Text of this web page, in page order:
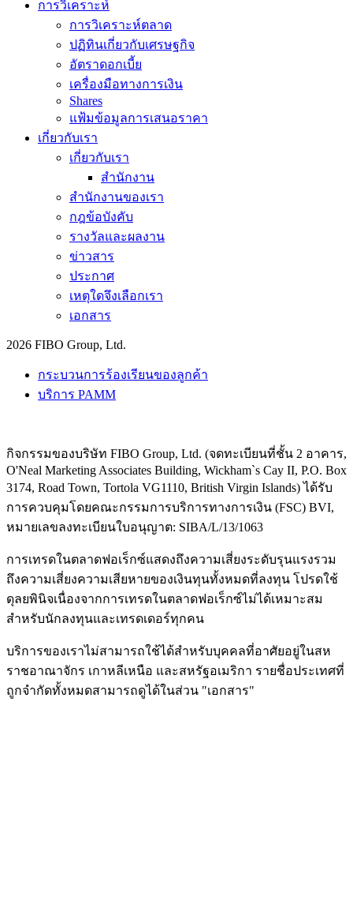
การวิเคราะห์
การวิเคราะห์ตลาด
ปฏิทินเกี่ยวกับเศรษฐกิจ
อัตราดอกเบี้ย
เครื่องมือทางการเงิน
Shares
แฟ้มข้อมูลการเสนอราคา
เกี่ยวกับเรา
เกี่ยวกับเรา
สำนักงาน
สำนักงานของเรา
กฎข้อบังคับ
รางวัลและผลงาน
ข่าวสาร
ประกาศ
เหตุใดจึงเลือกเรา
เอกสาร
2026 FIBO Group, Ltd.
กระบวนการร้องเรียนของลูกค้า
บริการ PAMM
กิจกรรมของบริษัท FIBO Group, Ltd. (จดทะเบียนที่ชั้น 2 อาคาร,
O'Neal Marketing Associates Building, Wickham`s Cay II, P.O. Box
3174, Road Town, Tortola VG1110, British Virgin Islands) ได้รับ
การควบคุมโดยคณะกรรมการบริการทางการเงิน (FSC) BVI,
หมายเลขลงทะเบียนใบอนุญาต: SIBA/L/13/1063
การเทรดในตลาดฟอเร็กซ์แสดงถึงความเสี่ยงระดับรุนแรงรวม
ถึงความเสี่ยงความเสียหายของเงินทุนทั้งหมดที่ลงทุน โปรดใช้
ดุลยพินิจเนื่องจากการเทรดในตลาดฟอเร็กซ์ไม่ได้เหมาะสม
สำหรับนักลงทุนและเทรดเดอร์ทุกคน
บริการของเราไม่สามารถใช้ได้สำหรับบุคคลที่อาศัยอยู่ในสห
ราชอาณาจักร เกาหลีเหนือ และสหรัฐอเมริกา รายชื่อประเทศที่
ถูกจำกัดทั้งหมดสามารถดูได้ในส่วน "เอกสาร"